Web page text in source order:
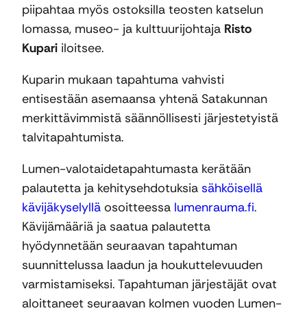
piipahtaa myös ostoksilla teosten katselun
lomassa, museo- ja kulttuurijohtaja Risto
Kupari iloitsee.
Kuparin mukaan tapahtuma vahvisti
entisestään asemaansa yhtenä Satakunnan
merkittävimmistä säännöllisesti järjestetyistä
talvitapahtumista.
Lumen-valotaidetapahtumasta kerätään
palautetta ja kehitysehdotuksia sähköisellä
kävijäkyselyllä osoitteessa lumenrauma.fi.
Kävijämääriä ja saatua palautetta
hyödynnetään seuraavan tapahtuman
suunnittelussa laadun ja houkuttelevuuden
varmistamiseksi. Tapahtuman järjestäjät ovat
aloittaneet seuraavan kolmen vuoden Lumen-